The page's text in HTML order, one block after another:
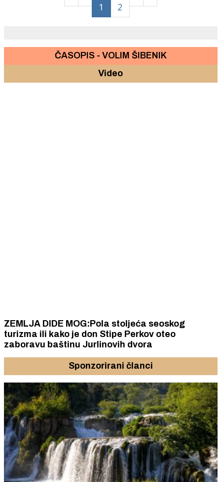
1 2
ČASOPIS - VOLIM ŠIBENIK
Video
ZEMLJA DIDE MOG:Pola stoljeća seoskog
turizma ili kako je don Stipe Perkov oteo
zaboravu baštinu Jurlinovih dvora
Sponzorirani članci